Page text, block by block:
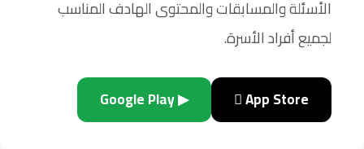
الأسئلة والمسابقات والمحتوى الهادف المناسب
لجميع أفراد الأسرة.
 App Store
▶ Google Play